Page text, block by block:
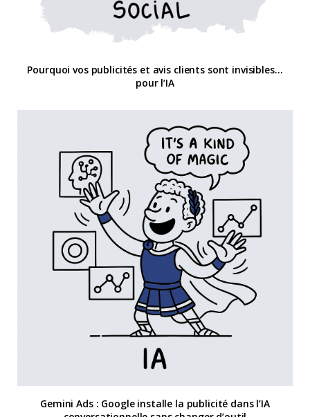
Pourquoi vos publicités et avis clients sont invisibles…
pour l’IA
Gemini Ads : Google installe la publicité dans l’IA